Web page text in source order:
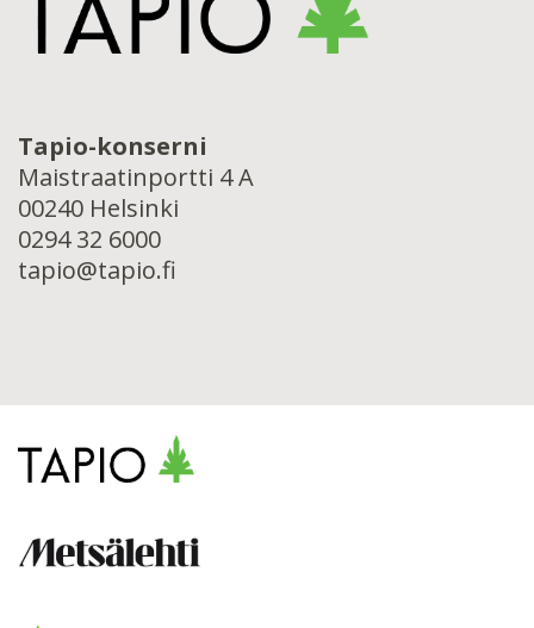
Tapio-konserni
Maistraatinportti 4 A
00240 Helsinki
0294 32 6000
tapio@tapio.fi